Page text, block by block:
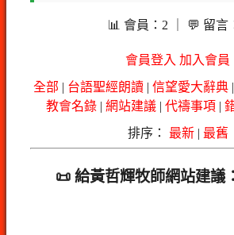
📊 會員：2 ｜ 💬 留言
會員登入 加入會員
全部 | 台語聖經朗讀 | 信望愛大辭典 |
教會名錄 | 網站建議 | 代禱事項 |
排序： 最新| 最舊
📜 給黃哲輝牧師網站建議